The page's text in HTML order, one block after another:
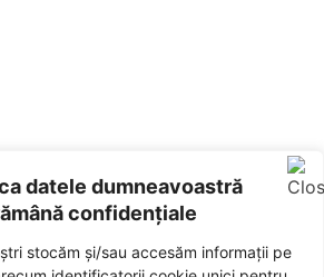
datele dumneavoastră
confidențiale
stocăm și/sau accesăm informații pe